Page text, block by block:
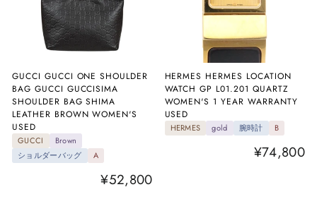
GUCCI GUCCI ONE SHOULDER
BAG GUCCI GUCCISIMA
SHOULDER BAG SHIMA
LEATHER BROWN WOMEN'S
USED
GUCCI
Brown
ショルダーバッグ
A
¥52,800
HERMES HERMES LOCATION
WATCH GP L01.201 QUARTZ
WOMEN'S 1 YEAR WARRANTY
USED
HERMES gold 腕時計 B
¥74,800